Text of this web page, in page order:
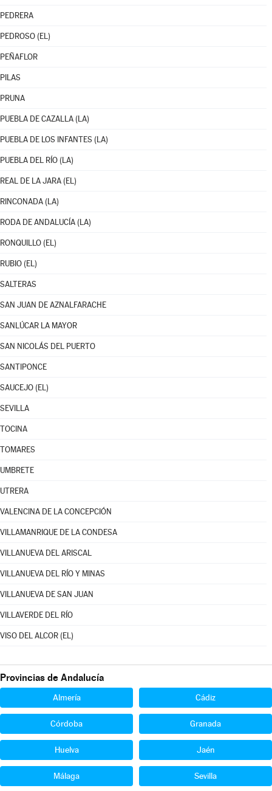
PEDRERA
PEDROSO (EL)
PEÑAFLOR
PILAS
PRUNA
PUEBLA DE CAZALLA (LA)
PUEBLA DE LOS INFANTES (LA)
PUEBLA DEL RÍO (LA)
REAL DE LA JARA (EL)
RINCONADA (LA)
RODA DE ANDALUCÍA (LA)
RONQUILLO (EL)
RUBIO (EL)
SALTERAS
SAN JUAN DE AZNALFARACHE
SANLÚCAR LA MAYOR
SAN NICOLÁS DEL PUERTO
SANTIPONCE
SAUCEJO (EL)
SEVILLA
TOCINA
TOMARES
UMBRETE
UTRERA
VALENCINA DE LA CONCEPCIÓN
VILLAMANRIQUE DE LA CONDESA
VILLANUEVA DEL ARISCAL
VILLANUEVA DEL RÍO Y MINAS
VILLANUEVA DE SAN JUAN
VILLAVERDE DEL RÍO
VISO DEL ALCOR (EL)
Provincias de Andalucía
Almería Cádiz
Córdoba Granada
Huelva Jaén
Málaga Sevilla